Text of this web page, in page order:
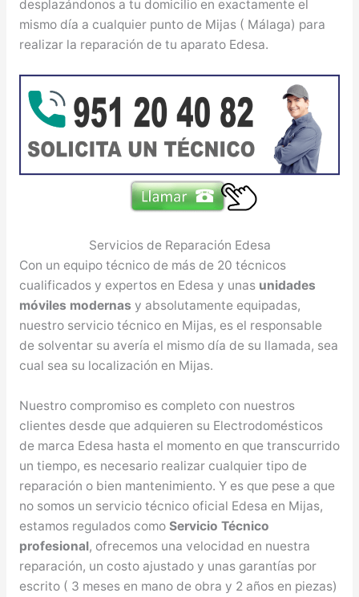
desplazándonos a tu domicilio en exactamente el
mismo día a cualquier punto de Mijas ( Málaga) para
realizar la reparación de tu aparato Edesa.
Servicios de Reparación Edesa
Con un equipo técnico de más de 20 técnicos
cualificados y expertos en Edesa y unas unidades
móviles modernas y absolutamente equipadas,
nuestro servicio técnico en Mijas, es el responsable
de solventar su avería el mismo día de su llamada, sea
cual sea su localización en Mijas.
Nuestro compromiso es completo con nuestros
clientes desde que adquieren su Electrodomésticos
de marca Edesa hasta el momento en que transcurrido
un tiempo, es necesario realizar cualquier tipo de
reparación o bien mantenimiento. Y es que pese a que
no somos un servicio técnico oficial Edesa en Mijas,
estamos regulados como Servicio Técnico
profesional, ofrecemos una velocidad en nuestra
reparación, un costo ajustado y unas garantías por
escrito ( 3 meses en mano de obra y 2 años en piezas)